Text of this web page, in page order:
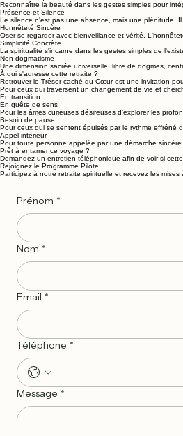
Reconnaître la beauté dans les gestes simples pour
Présence et Silence
Le silence n'est pas une absence, mais une plénitude.
Honnêteté Sincère
Oser se regarder avec bienveillance et vérité.
Simplicité Concrète
La spiritualité s'incarne dans les gestes simples de
Non-dogmatisme
Une dimension sacrée universelle, libre de dogmes,
À qui s'adresse cette retraite ?
Retrouver le Trésor caché du Cœur est une invitation
Pour ceux qui traversent un changement de vie et
En transition
En quête de sens
Pour les âmes curieuses désireuses d'explorer les
Besoin de pause
Pour ceux qui se sentent épuisés par le rythme effréné
Appel intérieur
Pour toute personne appelée par une démarche
Prêt à entamer ce voyage ?
Demandez un entretien téléphonique afin de voir si
Rejoignez le Programme Pilote
Participez à notre retraite spirituelle et recevez les
Prénom *
Nom *
Email *
Téléphone *
Message *